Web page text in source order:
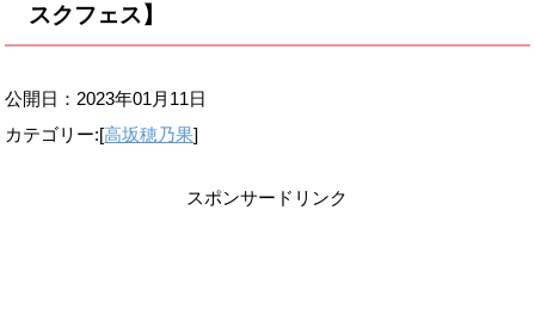
スクフェス】
公開日： 2023年01月11日
カテゴリー:[高坂穂乃果]
スポンサードリンク